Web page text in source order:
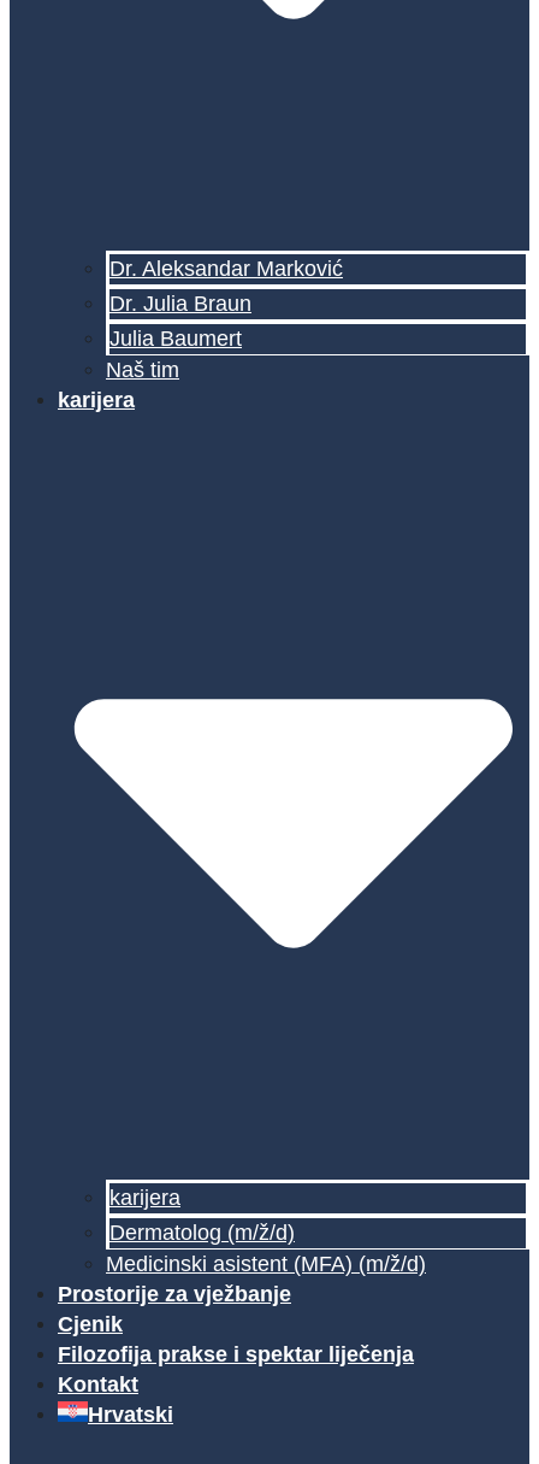
Dr. Aleksandar Marković
Dr. Julia Braun
Julia Baumert
Naš tim
karijera
karijera
Dermatolog (m/ž/d)
Medicinski asistent (MFA) (m/ž/d)
Prostorije za vježbanje
Cjenik
Filozofija prakse i spektar liječenja
Kontakt
Hrvatski